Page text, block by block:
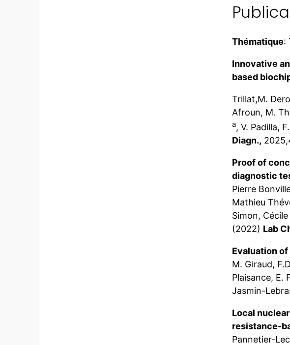
Thématique:
Innovative
based
Trillat,M.
Afroun, M.
a, V. Padilla,
Diagn.,
Proof of
diagnostic
Pierre
Mathieu
Simon,
(2022) Lab
Evaluation
M. Giraud,
Plaisance, E.
Jasmin-
Local
resistance-
Pannetier-